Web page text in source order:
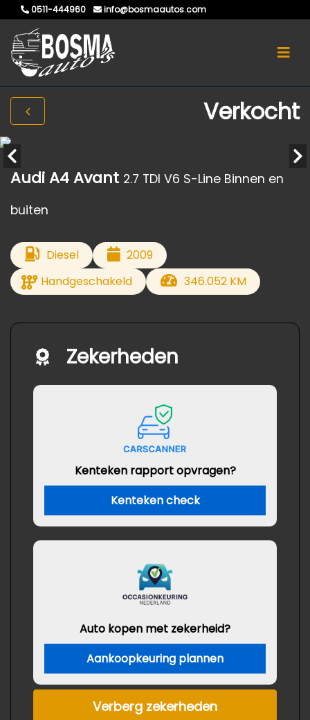
0511-444960 info@bosmaautos.com
Verkocht
Audi A4 Avant 2.7 TDI V6 S-Line Binnen en
buiten
Diesel
2009
Handgeschakeld
346.052 KM
Zekerheden
Kenteken rapport opvragen?
Kenteken check
Auto kopen met zekerheid?
Aankoopkeuring plannen
Verberg zekerheden